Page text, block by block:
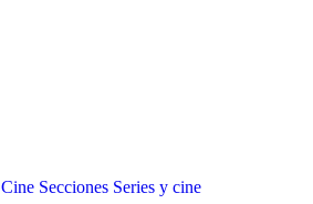
Cine Secciones Series y cine